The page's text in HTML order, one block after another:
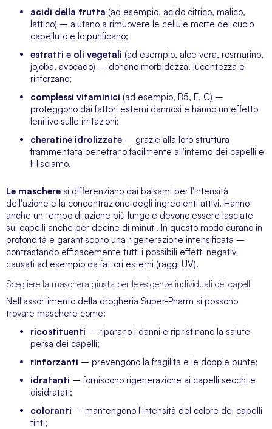
acidi della frutta (ad esempio, acido citrico, malico,
lattico) – aiutano a rimuovere le cellule morte del cuoio
capelluto e lo purificano;
estratti e oli vegetali (ad esempio, aloe vera, rosmarino,
jojoba, avocado) – donano morbidezza, lucentezza e
rinforzano;
complessi vitaminici (ad esempio, B5, E, C) –
proteggono dai fattori esterni dannosi e hanno un effetto
lenitivo sulle irritazioni;
cheratine idrolizzate – grazie alla loro struttura
frammentata penetrano facilmente all'interno dei capelli e
li lisciamo.
Le maschere si differenziano dai balsami per l'intensità
dell'azione e la concentrazione degli ingredienti attivi. Hanno
anche un tempo di azione più lungo e devono essere lasciate
sui capelli anche per decine di minuti. In questo modo curano in
profondità e garantiscono una rigenerazione intensificata –
contrastando efficacemente tutti i possibili effetti negativi
causati ad esempio da fattori esterni (raggi UV).
Scegliere la maschera giusta per le esigenze individuali dei capelli
Nell'assortimento della drogheria Super-Pharm si possono
trovare maschere come:
ricostituenti – riparano i danni e ripristinano la salute
persa dei capelli;
rinforzanti – prevengono la fragilità e le doppie punte;
idratanti – forniscono rigenerazione ai capelli secchi e
disidratati;
coloranti – mantengono l'intensità del colore dei capelli
tinti;